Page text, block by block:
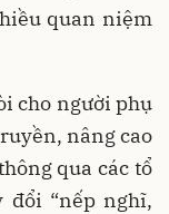
quan niệm
cho người phụ
nâng cao
qua các tổ
đổi “nếp nghĩ,